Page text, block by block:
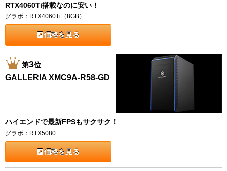
RTX4060Ti搭載なのに安い！
グラボ：RTX4060Ti（8GB）
価格を見る
第3位
GALLERIA XMC9A-R58-GD
ハイエンドで最新FPSもサクサク！
グラボ：RTX5080
価格を見る